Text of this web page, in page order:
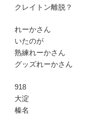
クレイトン離脱？
れーかさん
いたのが
熟練れーかさん
グッズれーかさん
918
大淀
榛名